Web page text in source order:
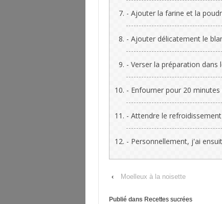
- Ajouter la farine et la
- Ajouter délicatement le
- Verser la préparation dans
- Enfourner pour 20
- Attendre le
- Personnellement, j'ai
‹ Moelleux à la noisette
Publié dans Recettes sucrées